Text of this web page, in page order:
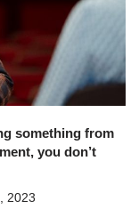
something from
you don’t
2023